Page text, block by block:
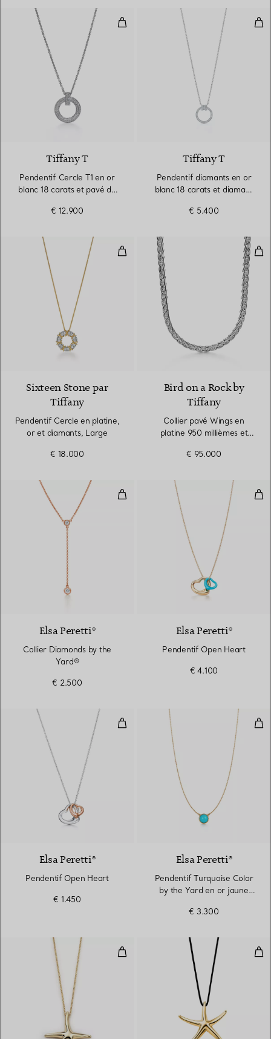
Pendentif Cercle T1 en or blanc
3 Matériaux
Tiffany T
Pendentif Cercle T1 en or
blanc 18 carats et pavé de
€ 12.900
Tiffany T
Pendentif diamants en or
blanc 18 carats et diamant
€ 5.400
Pendentif Cercle en platine, or
Sixteen Stone par
Tiffany
Pendentif Cercle en platine,
or et diamants, Large
€ 18.000
Bird on a Rock by
Tiffany
Collier pavé Wings en
platine 950 millièmes et
€ 95.000
Collier Diamonds by the Yard®
Elsa Peretti®
Collier Diamonds by the
Yard®
€ 2.500
Elsa Peretti®
Pendentif Open Heart
€ 4.100
Pendentif Open Heart
Elsa Peretti®
Pendentif Open Heart
€ 1.450
Elsa Peretti®
Pendentif Turquoise Color
by the Yard en or jaune
€ 3.300
Pendentif Étoile de mer